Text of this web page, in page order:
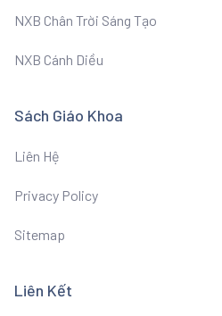
NXB Chân Trời Sáng Tạo
NXB Cánh Diều
Sách Giáo Khoa
Liên Hệ
Privacy Policy
Sitemap
Liên Kết